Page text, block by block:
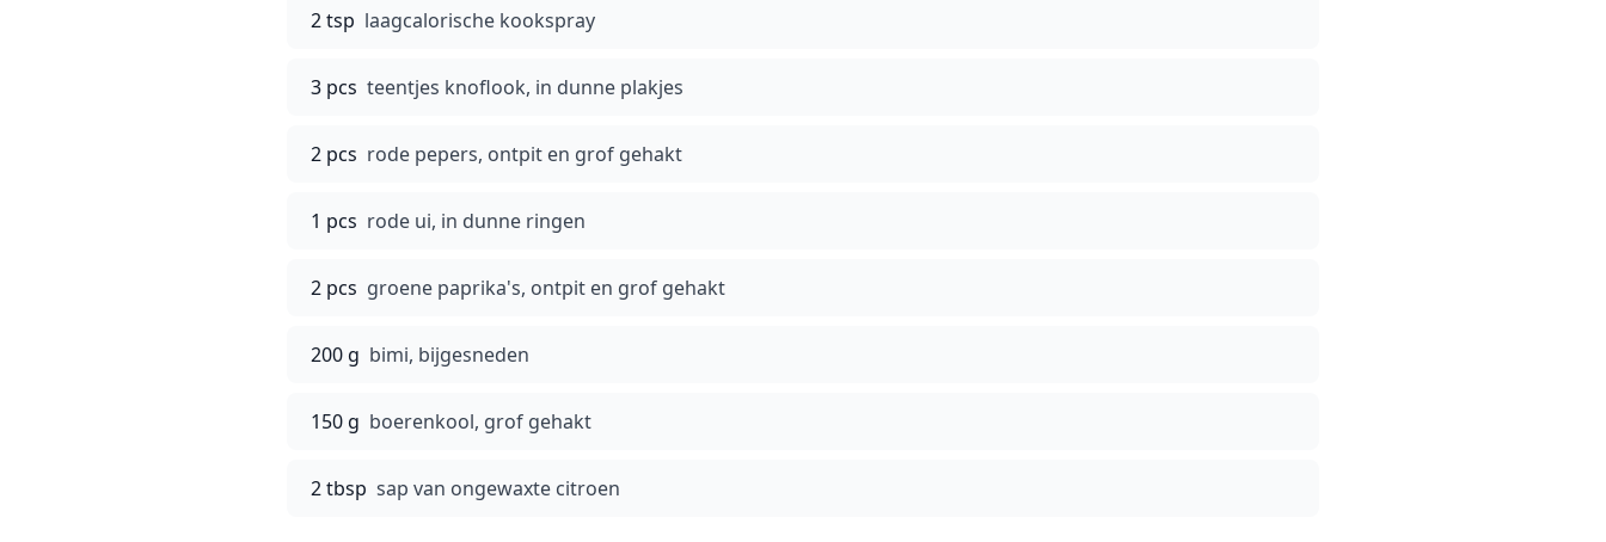
2 tsp laagcalorische kookspray
3 pcs teentjes knoflook, in dunne plakjes
2 pcs rode pepers, ontpit en grof gehakt
1 pcs rode ui, in dunne ringen
2 pcs groene paprika's, ontpit en grof gehakt
200 g bimi, bijgesneden
150 g boerenkool, grof gehakt
2 tbsp sap van ongewaxte citroen